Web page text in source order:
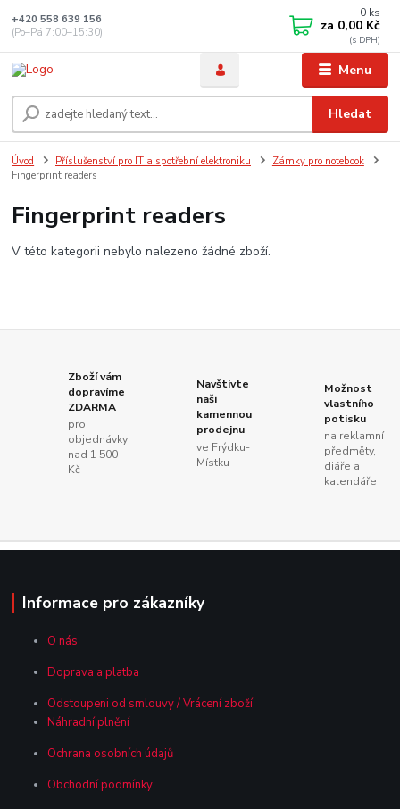
Menu
Hledat
+420 558 639 156
(Po–Pá 7:00–15:30)
0 ks
za 0,00 Kč
Úvod Příslušenství pro IT a spotřební elektroniku
Zámky pro notebook
Fingerprint readers
Fingerprint readers
V této kategorii nebylo nalezeno žádné zboží.
Zboží vám
dopravíme
ZDARMA
pro
objednávky
nad 1 500
Kč
Navštivte
naši
kamennou
prodejnu
ve Frýdku-
Místku
Možnost
vlastního
potisku
na reklamní
předměty,
diáře a
kalendáře
Informace pro zákazníky
O nás
Doprava a platba
Odstoupeni od smlouvy / Vrácení zboží
Náhradní plnění
Ochrana osobních údajů
Obchodní podmínky